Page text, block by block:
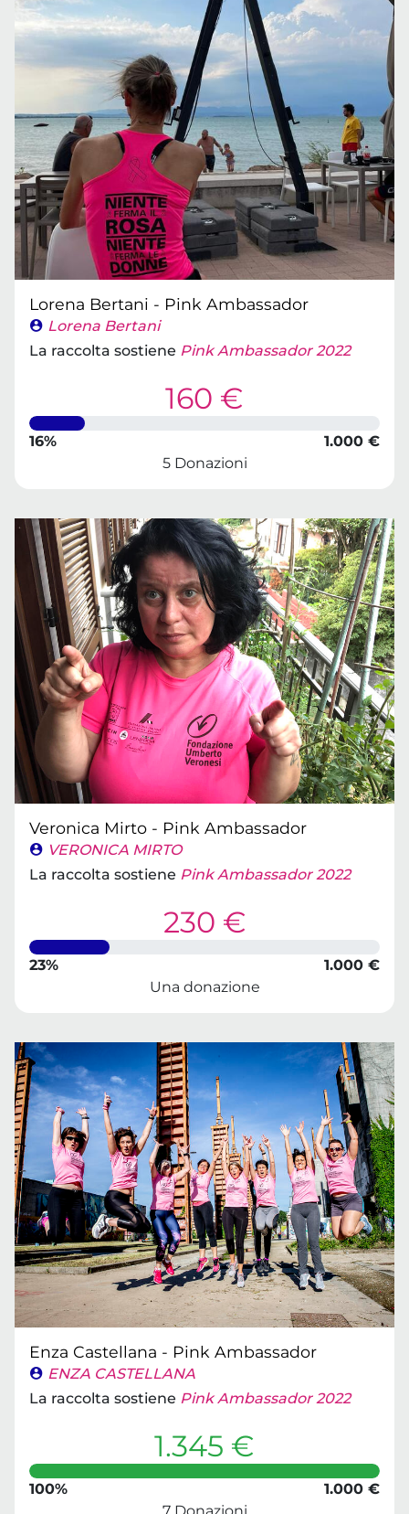
Lorena Bertani - Pink Ambassador
Lorena Bertani
La raccolta sostiene Pink Ambassador 2022
160 €
16%
1.000 €
5 Donazioni
Veronica Mirto - Pink Ambassador
VERONICA MIRTO
La raccolta sostiene Pink Ambassador 2022
230 €
23%
1.000 €
Una donazione
Enza Castellana - Pink Ambassador
ENZA CASTELLANA
La raccolta sostiene Pink Ambassador 2022
1.345 €
100%
1.000 €